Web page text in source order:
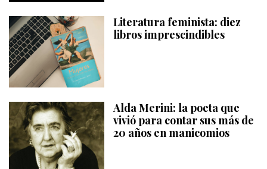
Literatura feminista: diez
libros imprescindibles
Alda Merini: la poeta que
vivió para contar sus más de
20 años en manicomios